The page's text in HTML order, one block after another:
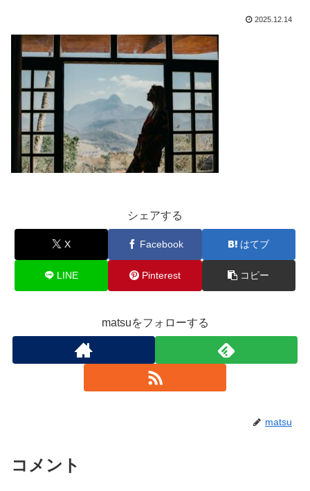
2025.12.14
シェアする
X Facebook はてブ
LINE Pinterest コピー
matsuをフォローする
matsu
コメント